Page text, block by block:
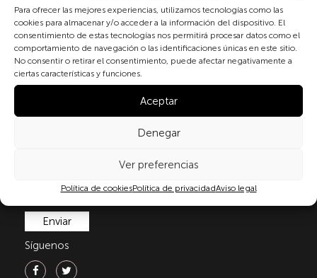
Para ofrecer las mejores experiencias, utilizamos tecnologías como las
cookies para almacenar y/o acceder a la información del dispositivo. El
consentimiento de estas tecnologías nos permitirá procesar datos como el
comportamiento de navegación o las identificaciones únicas en este sitio.
No consentir o retirar el consentimiento, puede afectar negativamente a
ciertas características y funciones.
Aceptar
Denegar
Ver preferencias
Política de cookiesPolítica de privacidadAviso legal
Al marcar la casilla y enviar este formulario, usted
consiente expresamente el tratamiento de sus datos
personales conforme a la normativa vigente en
materia de protección de datos personales, en
particular, de acuerdo con lo dispuesto en el
Reglamento (UE) 2016/679 del Parlamento Europeo y
del Consejo de 27 de abril de 2016 (RGPD) y la Ley
Datos Personales y garantía de los derechos
política de privacidad
Síguenos